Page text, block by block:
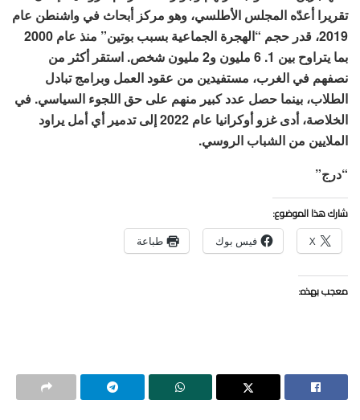
تقريرا أعدّه المجلس الأطلسي، وهو مركز أبحاث في واشنطن عام
2019، قدر حجم “الهجرة الجماعية بسبب بوتين” منذ عام 2000
بما يتراوح بين 1. 6 مليون و2 مليون شخص. استقر أكثر من
نصفهم في الغرب، مستفيدين من عقود العمل وبرامج تبادل
الطلاب، بينما حصل عدد كبير منهم على حق اللجوء السياسي. في
الخلاصة، أدى غزو أوكرانيا عام 2022 إلى تدمير أي أمل يراود
الملايين من الشباب الروسي.
“درج”
شارك هذا الموضوع:
X فيس بوك طباعة
معجب بهذه: